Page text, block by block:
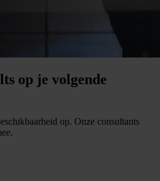
op je volgende
op. Onze consultants